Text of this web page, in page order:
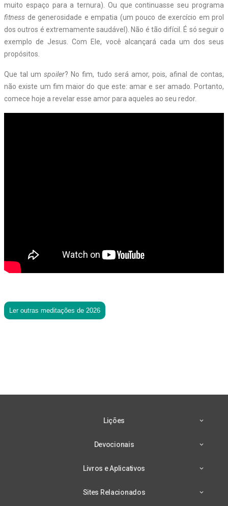
muito espaço para a ternura). Ou que continuasse seu programa
fitness de generosidade e empatia (um pouco de exercício em prol
dos outros é extremamente saudável). Não é tão difícil. É só seguir o
exemplo de Jesus. Com Ele, você alcançará cada um dos seus
propósitos.
Que tal umspoiler? No fim, tudo será amor, pois, afinal de contas,
não existe um fim maior do que este: amar e ser amado. Portanto,
comece hoje a revelar esse amor para aqueles ao seu redor.
Ler outras meditações de 2026
Lições
Devocionais
Livros e Aplicativos
Sites Relacionados